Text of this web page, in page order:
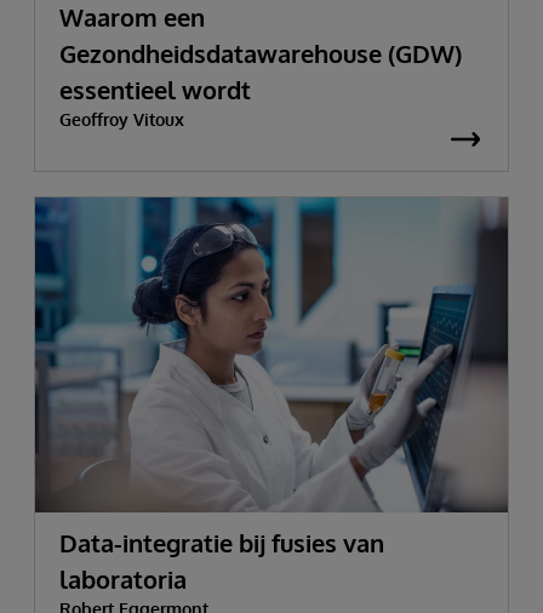
Waarom een
Gezondheidsdatawarehouse (GDW)
essentieel wordt
Geoffroy Vitoux
Data-integratie bij fusies van
laboratoria
Robert Eggermont